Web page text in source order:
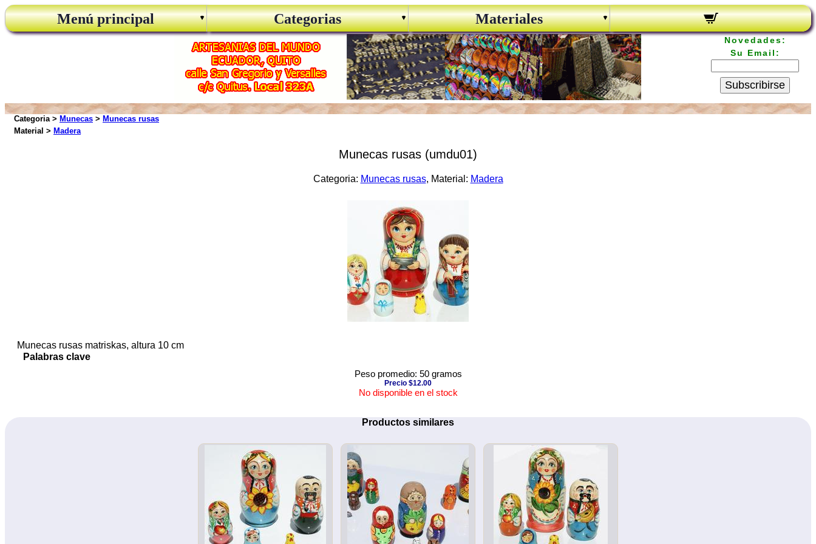
Menú principal Categorias Materiales
Novedades:
Su Email:
Subscribirse
Categoria > Munecas > Munecas rusas
Material > Madera
Munecas rusas (umdu01)
Categoria: Munecas rusas, Material: Madera
Munecas rusas matriskas, altura 10 cm
Palabras clave
Peso promedio: 50 gramos
Precio $12.00
No disponible en el stock
Productos similares